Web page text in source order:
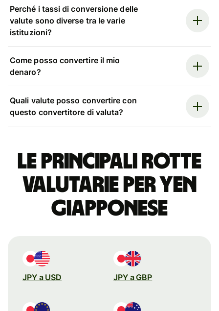
Perché i tassi di conversione delle
valute sono diverse tra le varie
istituzioni?
Come posso convertire il mio
denaro?
Quali valute posso convertire con
questo convertitore di valuta?
Le principali rotte
valutarie per yen
giapponese
JPY a USD JPY a GBP